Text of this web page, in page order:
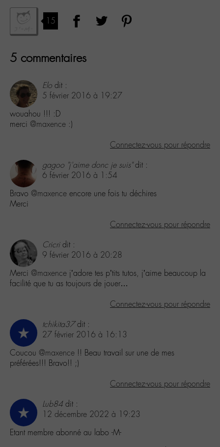
15
5 commentaires
Elo dit :
5 février 2016 à 19:27
wouahou !!! :D
merci @maxence :)
Connectez-vous pour répondre
gagoo "j'aime donc je suis" dit :
6 février 2016 à 1:54
Bravo @maxence encore une fois tu déchires
Merci
Connectez-vous pour répondre
Cricri dit :
9 février 2016 à 20:28
Merci @maxence j’adore tes p’tits tutos, j’aime beaucoup la
facilité que tu as toujours de jouer…
Connectez-vous pour répondre
tchikita37 dit :
27 février 2016 à 16:13
Coucou @maxence !! Beau travail sur une de mes
préférées!!! Bravo!! ;)
Connectez-vous pour répondre
Lub84 dit :
12 décembre 2022 à 19:23
Etant membre abonné au labo -M-